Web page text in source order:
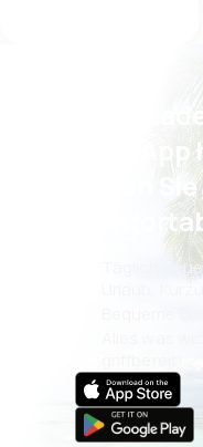
Psst!
eSky
reisen
Täglich
Bequeme